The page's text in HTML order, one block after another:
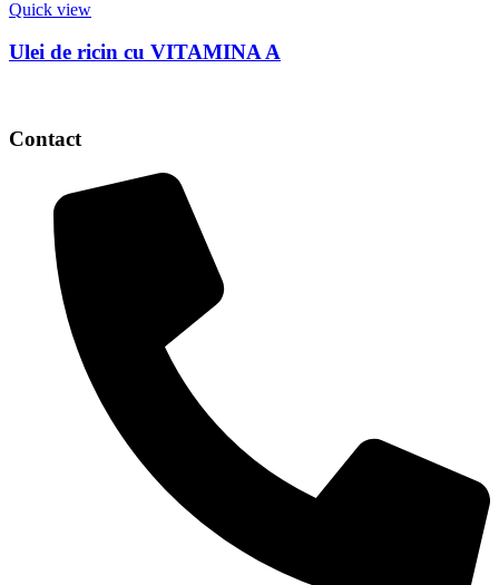
Quick view
Ulei de ricin cu VITAMINA A
Contact